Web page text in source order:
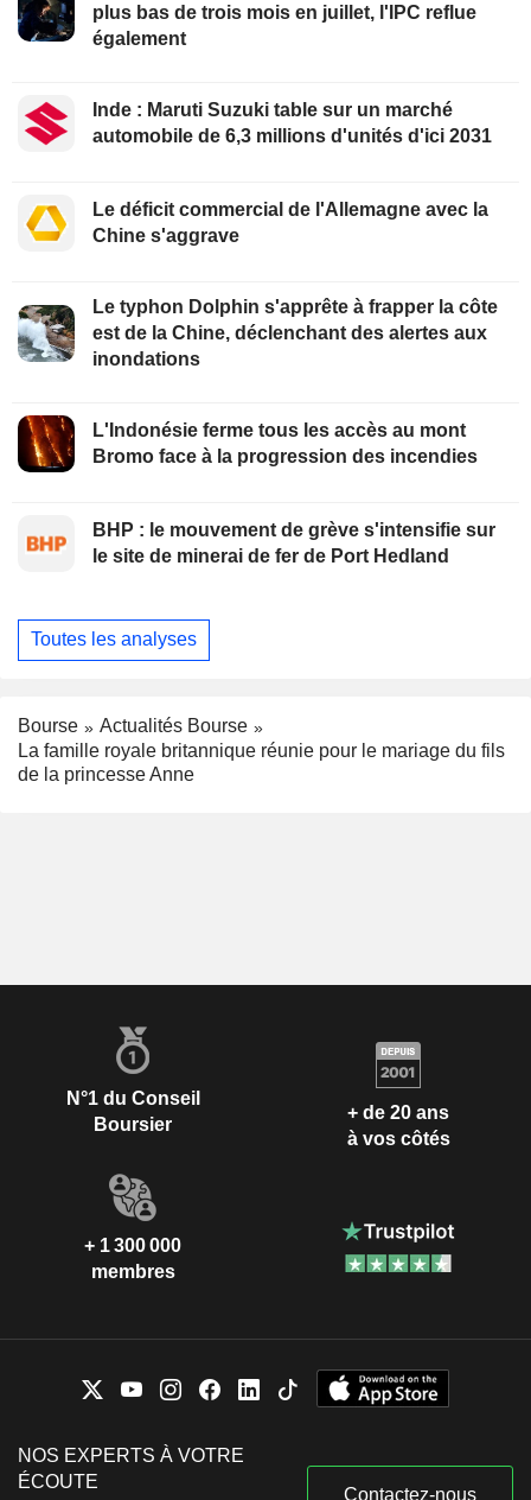
plus bas de trois mois en juillet, l'IPC reflue
également
Inde : Maruti Suzuki table sur un marché
automobile de 6,3 millions d'unités d'ici 2031
Le déficit commercial de l'Allemagne avec la
Chine s'aggrave
Le typhon Dolphin s'apprête à frapper la côte
est de la Chine, déclenchant des alertes aux
inondations
L'Indonésie ferme tous les accès au mont
Bromo face à la progression des incendies
BHP : le mouvement de grève s'intensifie sur
le site de minerai de fer de Port Hedland
Toutes les analyses
Bourse
Actualités Bourse
La famille royale britannique réunie pour le mariage du fils
de la princesse Anne
N°1 du Conseil
Boursier
+ de 20 ans
à vos côtés
+ 1 300 000
membres
NOS EXPERTS À VOTRE
ÉCOUTE
Contactez-nous